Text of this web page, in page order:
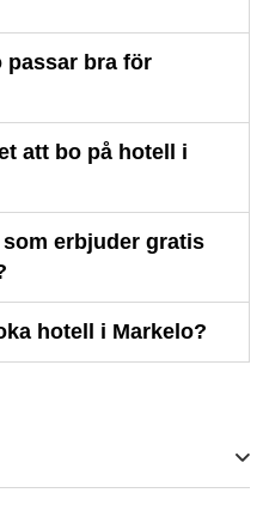
passar bra för
att bo på hotell i
erbjuder gratis
hotell i Markelo?